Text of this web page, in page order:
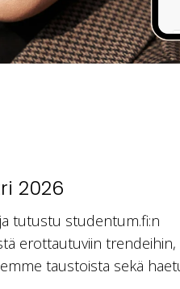
2026
tutustu studentum.fi:n
erottautuviin
taustoista sekä